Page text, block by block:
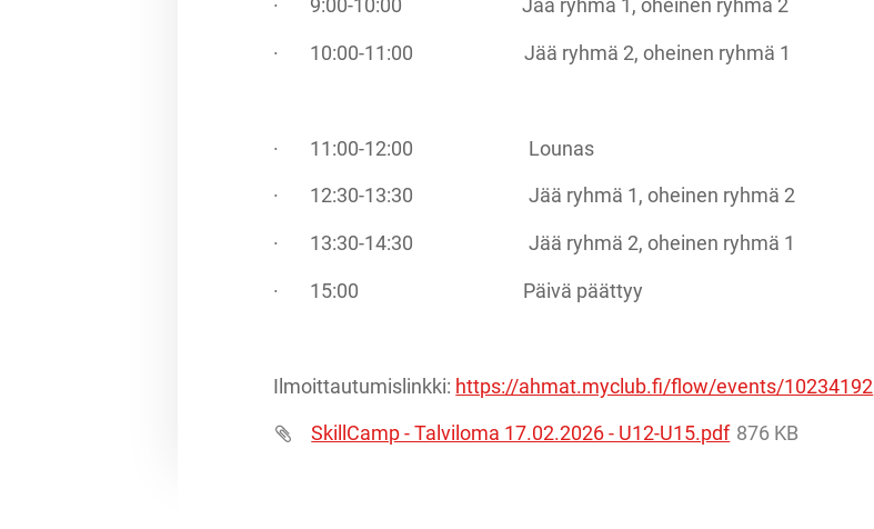
· 9:00-10:00 Jää ryhmä 1, oheinen ryhmä 2
· 10:00-11:00 Jää ryhmä 2, oheinen ryhmä 1
· 11:00-12:00 Lounas
· 12:30-13:30 Jää ryhmä 1, oheinen ryhmä 2
· 13:30-14:30 Jää ryhmä 2, oheinen ryhmä 1
· 15:00 Päivä päättyy
Ilmoittautumislinkki: https://ahmat.myclub.fi/flow/events/10234192
SkillCamp - Talviloma 17.02.2026 - U12-U15.pdf 876 KB